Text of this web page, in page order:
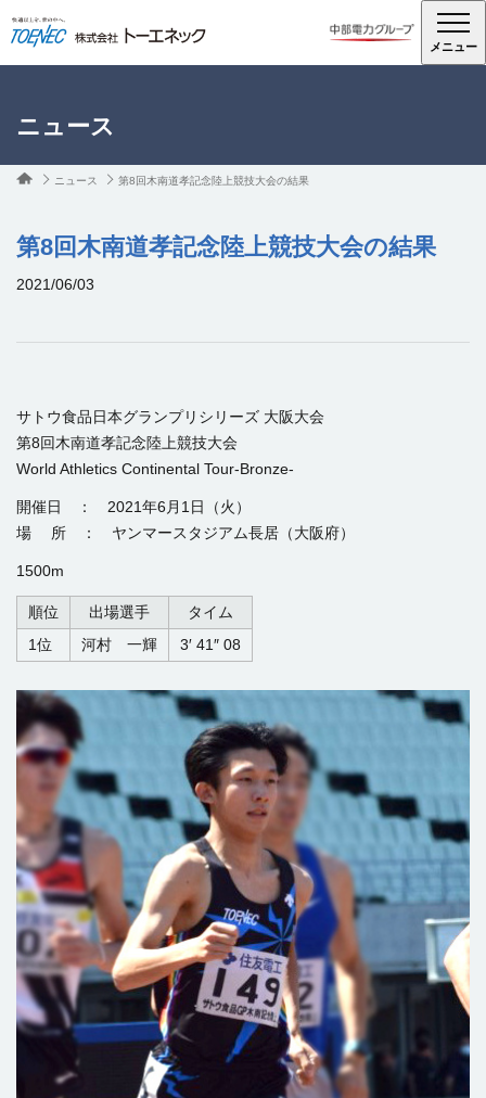
メニュー
ニュース
ニュース 第8回木南道孝記念陸上競技大会の結果
第8回木南道孝記念陸上競技大会の結果
2021/06/03
サトウ食品日本グランプリシリーズ 大阪大会
第8回木南道孝記念陸上競技大会
World Athletics Continental Tour-Bronze-
開催日 ： 2021年6月1日（火）
場 所 ： ヤンマースタジアム長居（大阪府）
1500m
順位 出場選手
タイム
1位
河村 一輝 3′ 41″ 08